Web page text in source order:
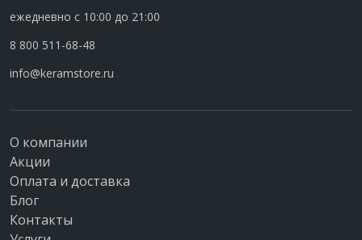
ежедневно с 10:00 до 21:00
8 800 511-68-48
info@keramstore.ru
О компании
Акции
Оплата и доставка
Блог
Контакты